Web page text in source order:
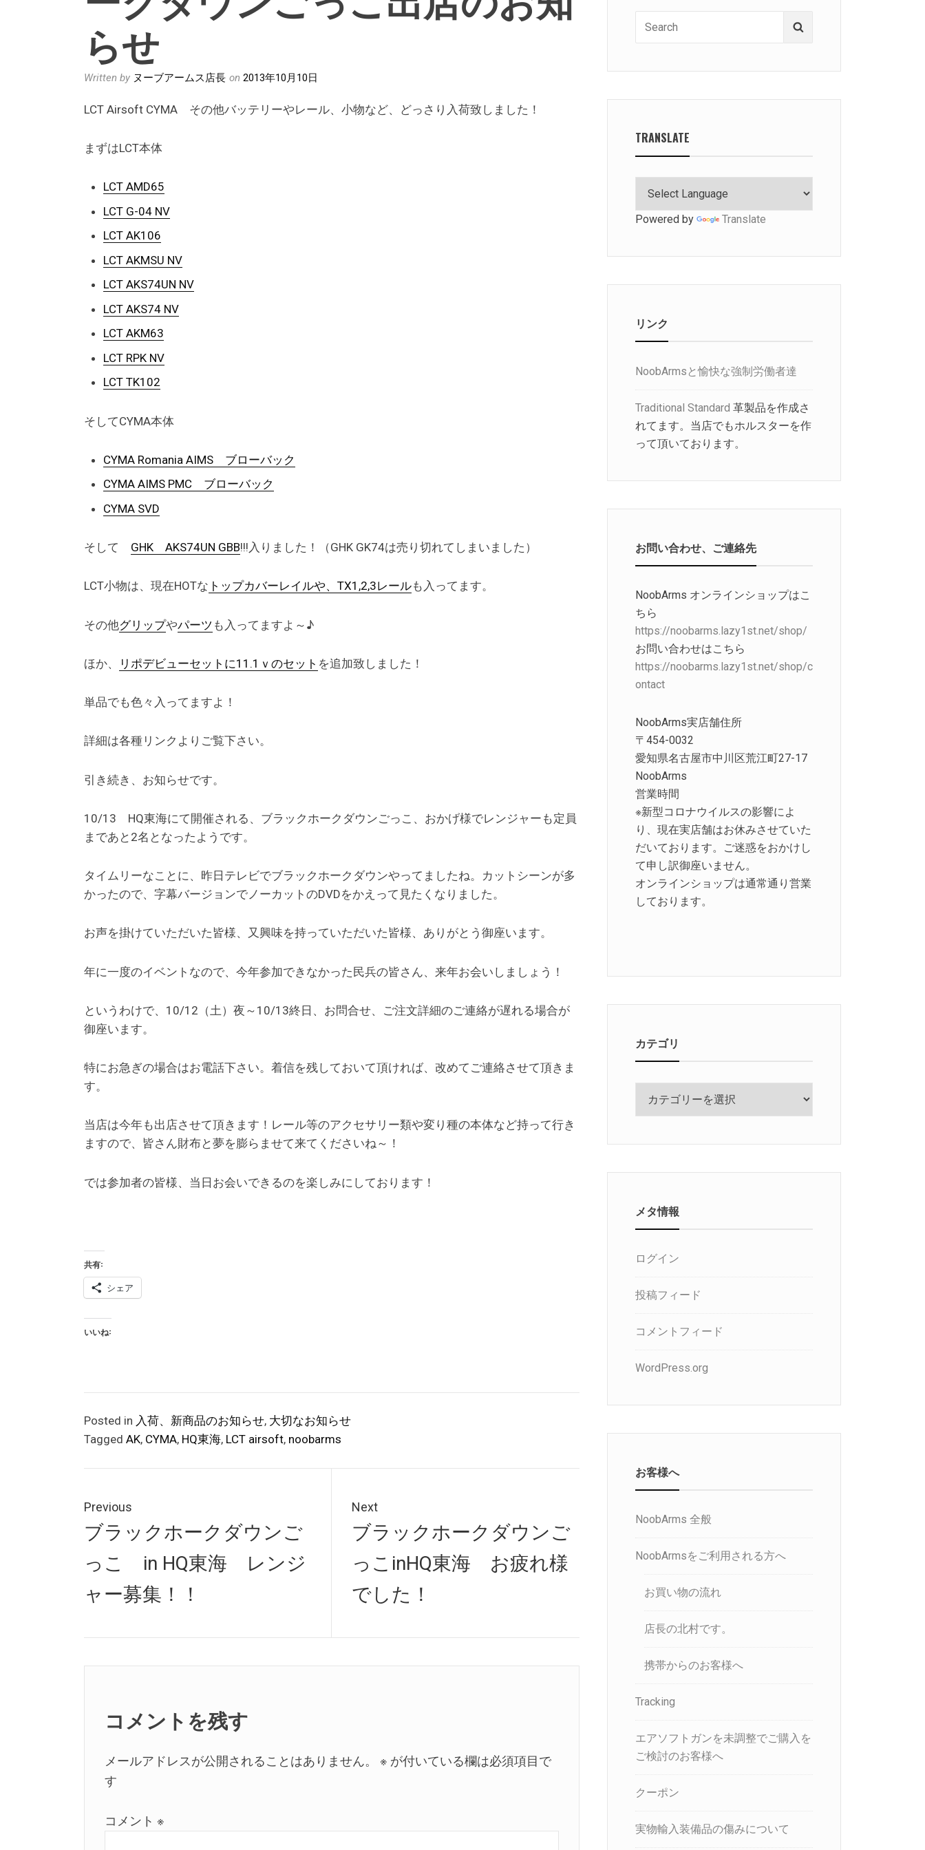
らせ
Written by ヌーブアームス店長 on 2013年10月10日
LCT Airsoft CYMA その他バッテリーやレール、小物など、どっさり入荷致しました！
まずはLCT本体
LCT AMD65
LCT G-04 NV
LCT AK106
LCT AKMSU NV
LCT AKS74UN NV
LCT AKS74 NV
LCT AKM63
LCT RPK NV
LCT TK102
そしてCYMA本体
CYMA Romania AIMS ブローバック
CYMA AIMS PMC ブローバック
CYMA SVD
そして GHK AKS74UN GBB!!!入りました！（GHK GK74は売り切れてしまいました）
LCT小物は、現在HOTな トップカバーレイルや、TX1,2,3レールも入ってます。
その他グリップやパーツ も入ってますよ～♪
ほか、 リポデビューセットに11.1ｖのセット を追加致しました！
単品でも色々入ってますよ！
詳細は各種リンクよりご覧下さい。
引き続き、お知らせです。
10/13 HQ東海にて開催される、ブラックホークダウンごっこ、おかげ様でレンジャーも定員
まであと2名となったようです。
タイムリーなことに、昨日テレビでブラックホークダウンやってましたね。カットシーンが多
かったので、字幕バージョンでノーカットのDVDをかえって見たくなりました。
お声を掛けていただいた皆様、又興味を持っていただいた皆様、ありがとう御座います。
年に一度のイベントなので、今年参加できなかった民兵の皆さん、来年お会いしましょう！
というわけで、10/12（土）夜～10/13終日、お問合せ、ご注文詳細のご連絡が遅れる場合が
御座います。
特にお急ぎの場合はお電話下さい。着信を残しておいて頂ければ、改めてご連絡させて頂きま
す。
当店は今年も出店させて頂きます！レール等のアクセサリー類や変り種の本体など持って行き
ますので、皆さん財布と夢を膨らませて来てくださいね～！
では参加者の皆様、当日お会いできるのを楽しみにしております！
共有:
シェア
いいね:
Posted in 入荷、新商品のお知らせ, 大切なお知らせ
Tagged AK, CYMA, HQ東海, LCT airsoft, noobarms
稿
ナ
ビ
ゲ
ー
シ
ン
Previous
Previous
post:
ブラックホークダウンご
っこ in HQ東海 レンジ
ャー募集！！
Next
Next
post:
ブラックホークダウンご
っこinHQ東海 お疲れ様
でした！
コメントを残す
メールアドレスが公開されることはありません。 ※ が付いている欄は必須項目で
す
コメント ※
TRANSLATE
Powered by Translate
リンク
NoobArmsと愉快な強制労働者達
Traditional Standard 革製品を作成さ
れてます。当店でもホルスターを作
って頂いております。
お問い合わせ、ご連絡先
NoobArms オンラインショップはこ
ちら
https://noobarms.lazy1st.net/shop/
お問い合わせはこちら
https://noobarms.lazy1st.net/shop/c
ontact
NoobArms実店舗住所
〒454-0032
愛知県名古屋市中川区荒江町27-17
NoobArms
営業時間
※新型コロナウイルスの影響によ
り、現在実店舗はお休みさせていた
だいております。ご迷惑をおかけし
て申し訳御座いません。
オンラインショップは通常通り営業
しております。
カテゴリ
リ
メタ情報
ログイン
投稿フィード
コメントフィード
WordPress.org
お客様へ
NoobArms 全般
NoobArmsをご利用される方へ
お買い物の流れ
店長の北村です。
携帯からのお客様へ
Tracking
エアソフトガンを未調整でご購入を
ご検討のお客様へ
クーポン
実物輸入装備品の傷みについて